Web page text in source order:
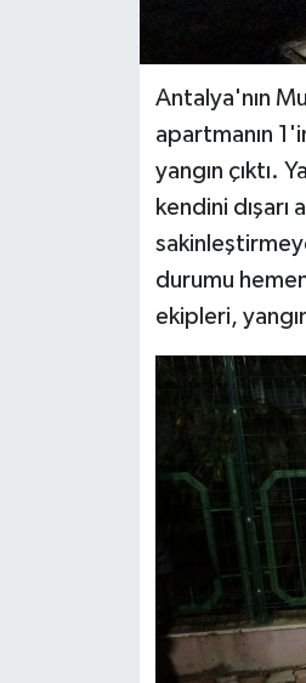
Antalya'nın
apartmanın
yangın çıktı.
kendini dışarı
durumu
ekipleri,
Teknoloji